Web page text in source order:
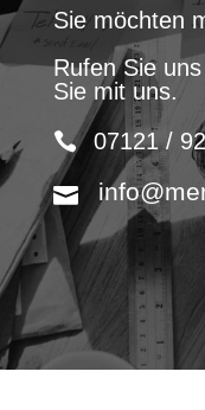
Sie möchten
Rufen Sie
Sie mit uns.
07121 /